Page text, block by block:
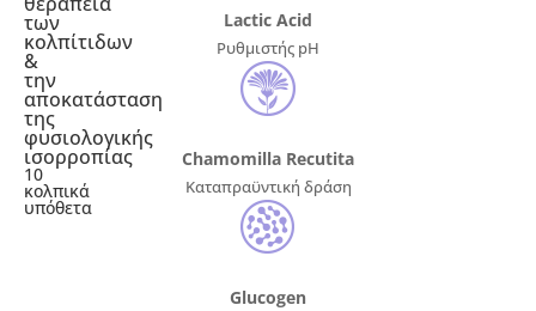
των
κολπίτιδων
&
την
αποκατάσταση
της
φυσιολογικής
ισορροπίας
10
κολπικά
υπόθετα
Lactic Acid
Ρυθμιστής pH
Chamomilla Recutita
Καταπραϋντική δράση
Glucogen